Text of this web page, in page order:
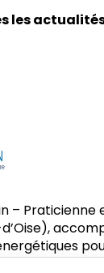
les
– Praticienne